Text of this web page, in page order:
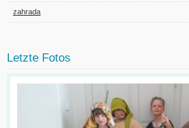
zahrada
Letzte Fotos